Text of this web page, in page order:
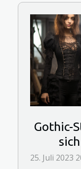
Gothic-
25. Juli 2023